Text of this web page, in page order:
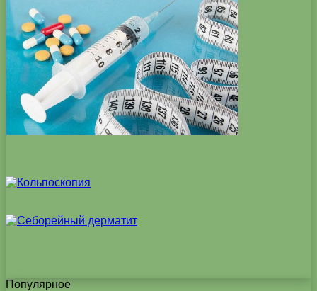
Популярное